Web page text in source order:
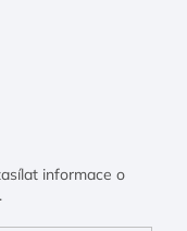
informace o